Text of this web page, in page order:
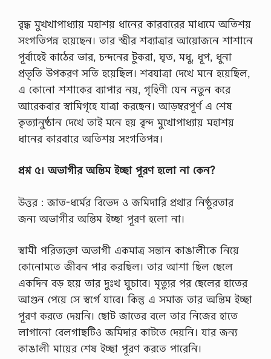
বৃদ্ধ মুখখাপাধ্যায় মহাশয় ধানের কারবারের মাধ্যমে অতিশয়
সংগতিপন্ন হয়েছেন। তার স্ত্রীর শব্যাত্রার আয়ােজনে শাশানে
পূর্বাহেই কাঠের ভার, চন্দনের টুকরা, ঘৃত, মধু, ধূপ, ধুনা
প্রভৃতি উপকরণ সতি হয়েছিল। শবযাত্রা দেখে মনে হয়েছিল,
এ কোনাে শশাকের ব্যাপার নয়, গৃহিণী যেন নতুন করে
আরেকবার স্বামিগৃহে যাত্রা করছেন। আড়ম্বরপূর্ণ এ শেষ
কৃত্যানুষ্ঠান দেখে তাই মনে হয় বৃন্দ মুখােপাধ্যায় মহাশয়
ধানের কারবারে অতিশয় সংগতিপন্ন।
প্রশ্ন ৫। অভাগীর অন্তিম ইচ্ছা পূরণ হলাে না কেন?
উত্তর : জাত-ধর্মের বিভেদ ও জমিদারি প্রথার নিষ্ঠুরতার
জন্য অভাগীর অন্তিম ইচ্ছা পূরণ হলাে না।
স্বামী পরিত্যক্তা অভাগী একমাত্র সন্তান কাঙালীকে নিয়ে
কোনােমতে জীবন পার করছিল। তার আশা ছিল ছেলে
একদিন বড় হয়ে তার দুঃখ ঘুচাবে। মৃত্যুর পর ছেলের হাতের
আগুন পেয়ে সে স্বর্গে যাবে। কিন্তু এ সমাজ তার অন্তিম ইচ্ছা
পূরণ করতে দেয়নি। ছােট জাতের বলে তার নিজের হাতে
লাগানাে বেলগাছটিও জমিদার কাটতে দেয়নি। যার জন্য
কাঙালী মায়ের শেষ ইচ্ছা পূরণ করতে পারেনি।